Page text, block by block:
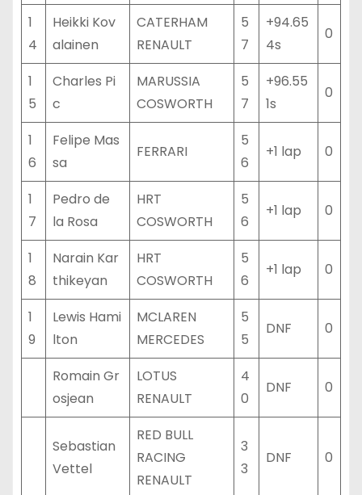
1
4
Heikki Kov
alainen
CATERHAM
RENAULT
5
7
+94.65
4s
0
1
5
Charles Pi
c
MARUSSIA
COSWORTH
5
7
+96.55
1s
0
1
6
Felipe Mas
sa
FERRARI
5
6
+1 lap 0
1
7
Pedro de
la Rosa
HRT
COSWORTH
5
6
+1 lap 0
1
8
Narain Kar
thikeyan
HRT
COSWORTH
5
6
+1 lap 0
1
9
Lewis Hami
lton
MCLAREN
MERCEDES
5
5
DNF 0
Romain Gr
osjean
LOTUS
RENAULT
4
0
DNF 0
Sebastian
Vettel
RED BULL
RACING
RENAULT
3
3
DNF 0